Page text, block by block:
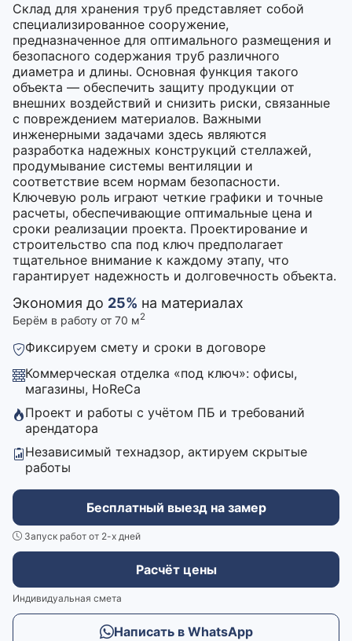
Склад для хранения труб представляет собой
специализированное сооружение,
предназначенное для оптимального размещения и
безопасного содержания труб различного
диаметра и длины. Основная функция такого
объекта — обеспечить защиту продукции от
внешних воздействий и снизить риски, связанные
с повреждением материалов. Важными
инженерными задачами здесь являются
разработка надежных конструкций стеллажей,
продумывание системы вентиляции и
соответствие всем нормам безопасности.
Ключевую роль играют четкие графики и точные
расчеты, обеспечивающие оптимальные цена и
сроки реализации проекта. Проектирование и
строительство спа под ключ предполагает
тщательное внимание к каждому этапу, что
гарантирует надежность и долговечность объекта.
Экономия до 25% на материалах
Берём в работу от 70 м2
Фиксируем смету и сроки в договоре
Коммерческая отделка «под ключ»: офисы,
магазины, HoReCa
Проект и работы с учётом ПБ и требований
арендатора
Независимый технадзор, актируем скрытые
работы
Бесплатный выезд на замер
Запуск работ от 2-х дней
Расчёт цены
Индивидуальная смета
Написать в WhatsApp